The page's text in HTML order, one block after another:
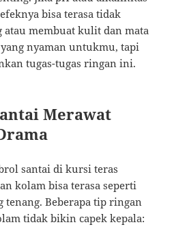
bisa terasa tidak
atau membuat kulit dan mata
nyaman untukmu, tapi
tugas-tugas ringan ini.
Merawat
santai di kursi teras
kolam bisa terasa seperti
tenang. Beberapa tip ringan
tidak bikin capek kepala: